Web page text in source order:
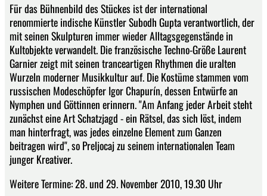
Für das Bühnenbild des Stückes ist der international
renommierte indische Künstler Subodh Gupta verantwortlich, der
mit seinen Skulpturen immer wieder Alltagsgegenstände in
Kultobjekte verwandelt. Die französische Techno-Größe Laurent
Garnier zeigt mit seinen tranceartigen Rhythmen die uralten
Wurzeln moderner Musikkultur auf. Die Kostüme stammen vom
russischen Modeschöpfer Igor Chapurín, dessen Entwürfe an
Nymphen und Göttinnen erinnern. "Am Anfang jeder Arbeit steht
zunächst eine Art Schatzjagd - ein Rätsel, das sich löst, indem
man hinterfragt, was jedes einzelne Element zum Ganzen
beitragen wird", so Preljocaj zu seinem internationalen Team
junger Kreativer.
Weitere Termine: 28. und 29. November 2010, 19.30 Uhr